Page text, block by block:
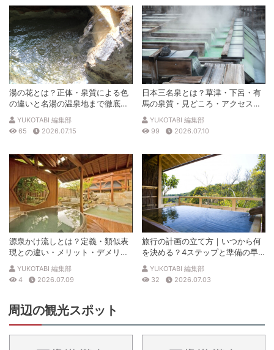
湯の花とは？正体・泉質による色
の違いと名湯の温泉地まで徹底解
説
YUKOTABI 編集部
65
2026.07.15
日本三名泉とは？草津・下呂・有
馬の泉質・見どころ・アクセスを
徹底解説
YUKOTABI 編集部
99
2026.07.10
源泉かけ流しとは？定義・類似表
現との違い・メリット・デメリッ
トを解説
YUKOTABI 編集部
4
2026.07.09
旅行の計画の立て方｜いつから何
を決める？4ステップと準備の早
見表
YUKOTABI 編集部
32
2026.07.03
周辺の観光スポット